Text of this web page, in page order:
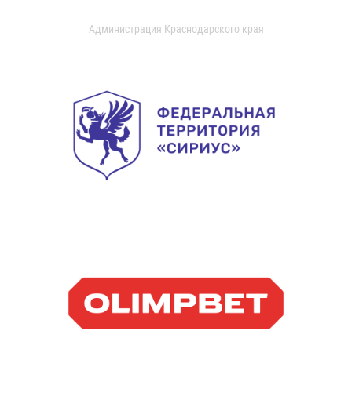
Администрация Краснодарского края